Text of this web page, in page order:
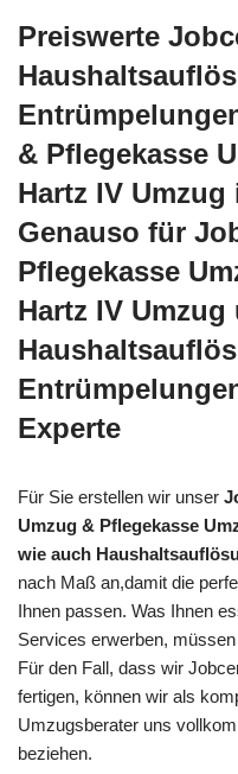
Preiswerte
& Pflegekasse
Hartz IV
Genauso für
Pflegekasse
Hartz IV Umzug
Experte
Für Sie erstellen wir unser
Umzug & Pflegekasse
wie auch
nach Maß an,damit die
Ihnen passen. Was Ihnen
Services erwerben,
Für den Fall, dass wir
fertigen, können wir als
Umzugsberater uns
beziehen.